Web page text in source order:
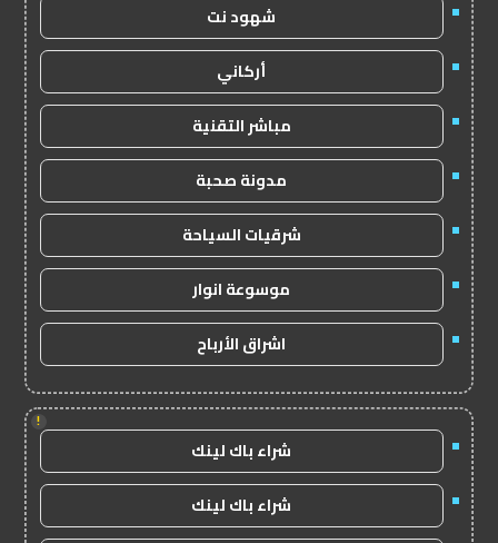
شهود نت
أركاني
مباشر التقنية
مدونة صحبة
شرقيات السياحة
موسوعة انوار
اشراق الأرباح
!
شراء باك لينك
شراء باك لينك